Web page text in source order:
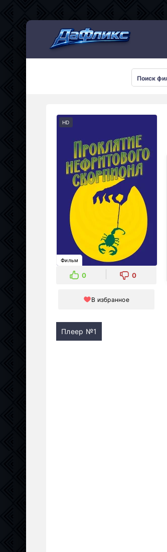
HD
Фильм
0 0
В избранное
Плеер №1
Мультсериалы